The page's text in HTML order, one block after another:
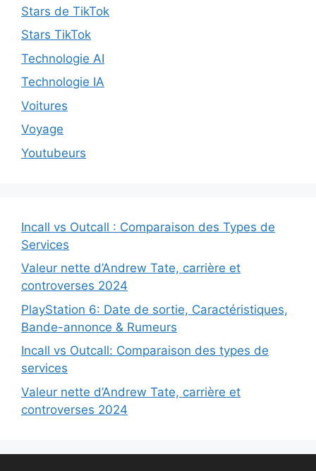
Stars de TikTok
Stars TikTok
Technologie AI
Technologie IA
Voitures
Voyage
Youtubeurs
Incall vs Outcall : Comparaison des Types de
Services
Valeur nette d’Andrew Tate, carrière et
controverses 2024
PlayStation 6: Date de sortie, Caractéristiques,
Bande-annonce & Rumeurs
Incall vs Outcall: Comparaison des types de
services
Valeur nette d’Andrew Tate, carrière et
controverses 2024